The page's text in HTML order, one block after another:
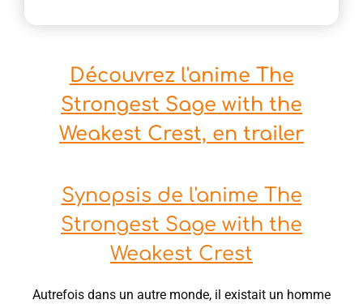
Découvrez l'anime The
Strongest Sage with the
Weakest Crest, en trailer
Synopsis de l'anime The
Strongest Sage with the
Weakest Crest
Autrefois dans un autre monde, il existait un homme